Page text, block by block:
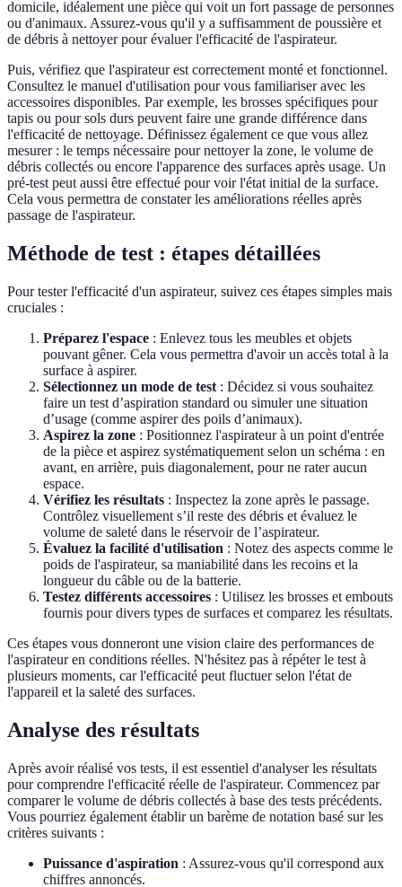
domicile, idéalement une pièce qui voit un fort passage de personnes
ou d'animaux. Assurez-vous qu'il y a suffisamment de poussière et
de débris à nettoyer pour évaluer l'efficacité de l'aspirateur.
Puis, vérifiez que l'aspirateur est correctement monté et fonctionnel.
Consultez le manuel d'utilisation pour vous familiariser avec les
accessoires disponibles. Par exemple, les brosses spécifiques pour
tapis ou pour sols durs peuvent faire une grande différence dans
l'efficacité de nettoyage. Définissez également ce que vous allez
mesurer : le temps nécessaire pour nettoyer la zone, le volume de
débris collectés ou encore l'apparence des surfaces après usage. Un
pré-test peut aussi être effectué pour voir l'état initial de la surface.
Cela vous permettra de constater les améliorations réelles après
passage de l'aspirateur.
Méthode de test : étapes détaillées
Pour tester l'efficacité d'un aspirateur, suivez ces étapes simples mais
cruciales :
Préparez l'espace : Enlevez tous les meubles et objets
pouvant gêner. Cela vous permettra d'avoir un accès total à la
surface à aspirer.
Sélectionnez un mode de test : Décidez si vous souhaitez
faire un test d’aspiration standard ou simuler une situation
d’usage (comme aspirer des poils d’animaux).
Aspirez la zone : Positionnez l'aspirateur à un point d'entrée
de la pièce et aspirez systématiquement selon un schéma : en
avant, en arrière, puis diagonalement, pour ne rater aucun
espace.
Vérifiez les résultats : Inspectez la zone après le passage.
Contrôlez visuellement s’il reste des débris et évaluez le
volume de saleté dans le réservoir de l’aspirateur.
Évaluez la facilité d'utilisation : Notez des aspects comme le
poids de l'aspirateur, sa maniabilité dans les recoins et la
longueur du câble ou de la batterie.
Testez différents accessoires : Utilisez les brosses et embouts
fournis pour divers types de surfaces et comparez les résultats.
Ces étapes vous donneront une vision claire des performances de
l'aspirateur en conditions réelles. N'hésitez pas à répéter le test à
plusieurs moments, car l'efficacité peut fluctuer selon l'état de
l'appareil et la saleté des surfaces.
Analyse des résultats
Après avoir réalisé vos tests, il est essentiel d'analyser les résultats
pour comprendre l'efficacité réelle de l'aspirateur. Commencez par
comparer le volume de débris collectés à base des tests précédents.
Vous pourriez également établir un barème de notation basé sur les
critères suivants :
Puissance d'aspiration : Assurez-vous qu'il correspond aux
chiffres annoncés.